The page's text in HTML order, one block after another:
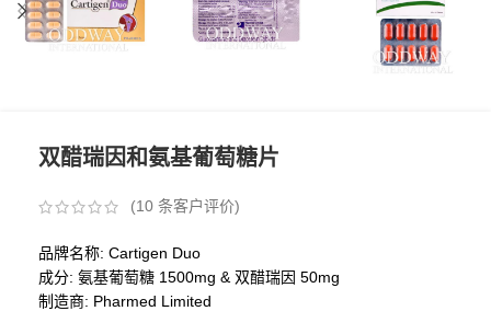
双醋瑞因和氨基葡萄糖片
(10 条客户评价)
品牌名称: Cartigen Duo
成分: 氨基葡萄糖 1500mg & 双醋瑞因 50mg
制造商: Pharmed Limited